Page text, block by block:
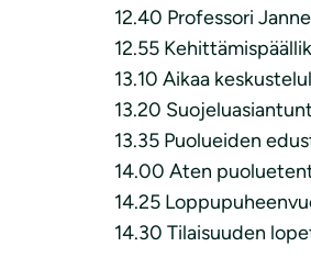
12.40 Professori
12.55
13.10 Aikaa
13.20
13.35 Puolueiden
14.00 Aten
14.25
14.30 Tilaisuuden